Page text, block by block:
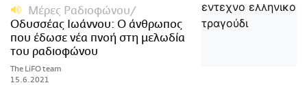
Μέρες Ραδιοφώνου
Οδυσσέας Ιωάννου: Ο άνθρωπος
που έδωσε νέα πνοή στη μελωδία
του ραδιοφώνου
The LiFO team
15.6.2021